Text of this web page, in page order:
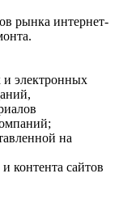
рынка интернет-
и электронных
на
контента сайтов